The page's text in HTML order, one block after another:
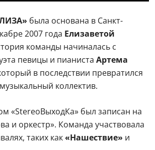
была основана в Санкт-
2007 года Елизаветой
команды начиналась с
певицы и пианиста Артема
в последствии превратился
коллектив.
«StereoВыходКа» был записан на
и оркестр». Команда участвовала
таких как«Нашествие» и